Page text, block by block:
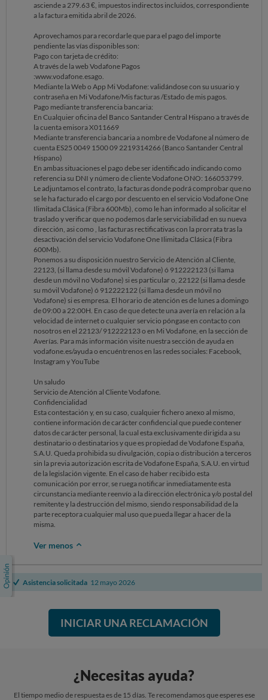
asciende a 279.63 €, impuestos indirectos incluidos, correspondiente
a la factura emitida abril de 2026.
Aprovechamos para recordarle que para el pago del importe
pendiente las vías disponibles son:
Pago con tarjeta de crédito:
A través de la web Vodafone Pagos
:www.vodafone.esago.
Mediante la Web o App Mi Vodafone: validándose con su usuario y
contraseña en Mi Vodafone/Mis facturas /Estado de mis pagos.
Pago mediante transferencia bancaria:
En Cualquier oficina del Banco Santander Central Hispano a través de
la cuenta emisora X011669
Mediante transferencia bancaria a nombre de Vodafone al número de
cuenta ES25 0049 1500 09 2219314266 (Banco Santander Central
Hispano)
En ambas situaciones el pago debe ser identificado indicando como
referencia su DNI y número de cliente Vodafone ONO: 166053799.
Le adjuntamos el contrato, la facturas donde podrá comprobar que no
se le ha facturado el cargo por descuento en el servicio Vodafone One
Ilimitada Clásica (Fibra 600Mb), como le han informado al solicitar el
traslado y verificar que no podemos darle serviciabilidad en su nueva
dirección, asi como , las facturas rectificativas con la prorrata tras la
desactivación del servicio Vodafone One Ilimitada Clásica (Fibra
600Mb).
Ponemos a su disposición nuestro Servicio de Atención al Cliente,
22123, (si llama desde su móvil Vodafone) ó 912222123 (si llama
desde un móvil no Vodafone) si es particular o, 22122 (si llama desde
su móvil Vodafone) ó 912222122 (si llama desde un móvil no
Vodafone) si es empresa. El horario de atención es de lunes a domingo
de 09:00 a 22:00H. En caso de que detecte una avería en relación a la
velocidad de internet o cualquier servicio póngase en contacto con
nosotros en el 22123/ 912222123 o en Mi Vodafone, en la sección de
Averías. Para más información visite nuestra sección de ayuda en
vodafone.es/ayuda o encuéntrenos en las redes sociales: Facebook,
Instagram y YouTube
Un saludo
Servicio de Atención al Cliente Vodafone.
Confidencialidad
Esta contestación y, en su caso, cualquier fichero anexo al mismo,
contiene información de carácter confidencial que puede contener
datos de carácter personal, la cual esta exclusivamente dirigida a su
destinatario o destinatarios y que es propiedad de Vodafone España,
S.A.U. Queda prohibida su divulgación, copia o distribución a terceros
sin la previa autorización escrita de Vodafone España, S.A.U. en virtud
de la legislación vigente. En el caso de haber recibido esta
comunicación por error, se ruega notificar inmediatamente esta
circunstancia mediante reenvío a la dirección electrónica y/o postal del
remitente y la destrucción del mismo, siendo responsabilidad de la
parte receptora cualquier mal uso que pueda llegar a hacer de la
misma.
Ver menos
Asistencia solicitada 12 mayo 2026
INICIAR UNA RECLAMACIÓN
¿Necesitas ayuda?
El tiempo medio de respuesta es de 15 días. Te recomendamos que esperes ese